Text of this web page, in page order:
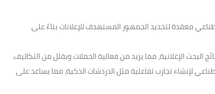
معقدة لتحديد الجمهور المستهدف للإعلانات بناءً على
الإعلانية، مما يزيد من فعالية الحملات ويقلل من التكاليف.
لإنشاء تجارب تفاعلية مثل الدردشات الذكية، مما يساعد على